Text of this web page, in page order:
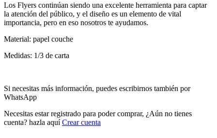
Los Flyers continúan siendo una excelente herramienta para captar
la atención del público, y el diseño es un elemento de vital
importancia, pero en eso nosotros te ayudamos.
Material: papel couche
Medidas: 1/3 de carta
Si necesitas más información, puedes escribirnos también por
WhatsApp
Necesitas estar registrado para poder comprar, ¿Aún no tienes
cuenta? hazla aquíCrear cuenta